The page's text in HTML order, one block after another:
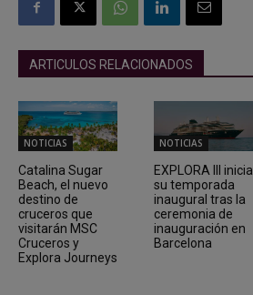
ARTICULOS RELACIONADOS
NOTICIAS
Catalina Sugar
Beach, el nuevo
destino de
cruceros que
visitarán MSC
Cruceros y
Explora Journeys
NOTICIAS
EXPLORA III inicia
su temporada
inaugural tras la
ceremonia de
inauguración en
Barcelona